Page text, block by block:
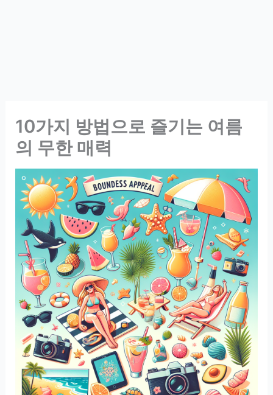
10가지 방법으로 즐기는 여름
의 무한 매력